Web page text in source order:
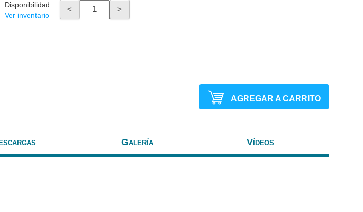
Disponibilidad:
Ver inventario
< >
AGREGAR A CARRITO
Galería Vídeos